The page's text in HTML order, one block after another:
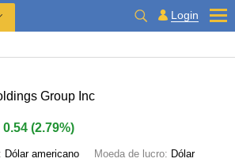
Login
Group Inc
0.54 (2.79%)
Dólar americano Moeda de lucro: Dólar